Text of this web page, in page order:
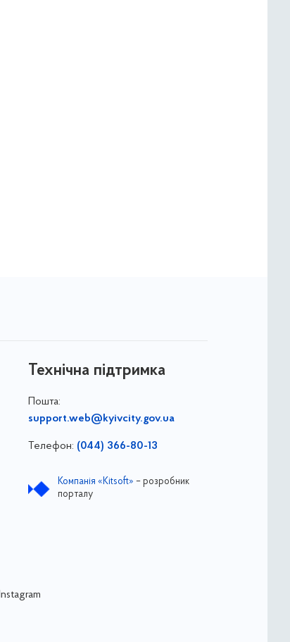
Технічна підтримка
Пошта:
support.web@kyivcity.gov.ua
Телефон: (044) 366-80-13
Компанія «Kitsoft» – розробник
порталу
Instagram